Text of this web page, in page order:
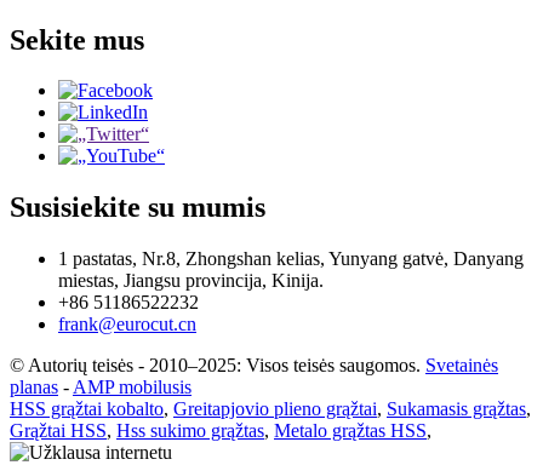
Sekite mus
Susisiekite su mumis
1 pastatas, Nr.8, Zhongshan kelias, Yunyang gatvė, Danyang
miestas, Jiangsu provincija, Kinija.
+86 51186522232
frank@eurocut.cn
© Autorių teisės - 2010–2025: Visos teisės saugomos. Svetainės
planas - AMP mobilusis
HSS grąžtai kobalto, Greitapjovio plieno grąžtai, Sukamasis grąžtas,
Grąžtai HSS, Hss sukimo grąžtas, Metalo grąžtas HSS,